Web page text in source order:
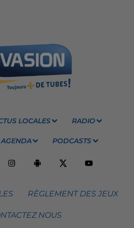
LOCALES RADIO
AGENDA PODCASTS
RÈGLEMENT DES JEUX
NOUS